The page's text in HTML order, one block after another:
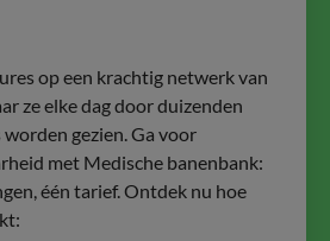
op een krachtig netwerk van
ze elke dag door duizenden
gezien. Ga voor
met Medische banenbank:
één tarief. Ontdek nu hoe